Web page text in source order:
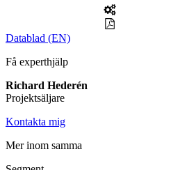
Positionsvisare / Mätklockor
Wire-moduler
Motion
LinjärmotorerServodrifter
Mätning
Mätskalor
Räknare / Displayer
Givare
Maskinsäkerhet
Datablad (EN)
Få experthjälp
Richard Hederén
Projektsäljare
Kontakta mig
Mer inom samma